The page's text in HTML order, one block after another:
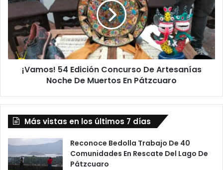
Concurso
De
Artesanías
Noche
De
Muertos
¡Vamos! 54 Edición Concurso De Artesanías
Noche De Muertos En Pátzcuaro
Más vistas en los últimos 7 días
Reconoce Bedolla Trabajo De 40
Comunidades En Rescate Del Lago De
Pátzcuaro